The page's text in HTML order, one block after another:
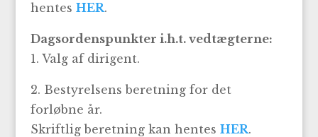
hentes HER.
Dagsordenspunkter i.h.t. vedtægterne:
1. Valg af dirigent.
2. Bestyrelsens beretning for det
forløbne år.
Skriftlig beretning kan hentes HER.